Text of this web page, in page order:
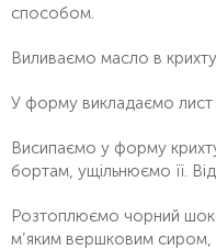
способом.
Виливаємо масло в
У форму викладаємо лист
Висипаємо у форму
бортам, ущільнюємо її.
Розтоплюємо чорний
м’яким вершковим